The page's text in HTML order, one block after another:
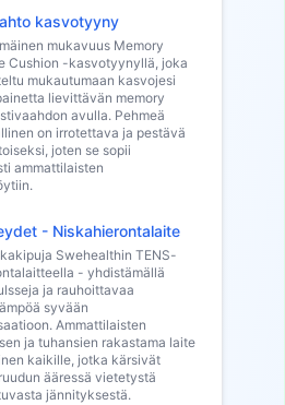
kasvotyyny
mukavuus Memory
Cushion -kasvotyynyllä, joka
mukautumaan kasvojesi
lievittävän memory
avulla. Pehmeä
on irrotettava ja pestävä
joten se sopii
ammattilaisten
- Niskahierontalaite
Swehealthin TENS-
- yhdistämällä
ja rauhoittavaa
syvään
Ammattilaisten
ja tuhansien rakastama laite
kaikille, jotka kärsivät
ääressä vietetystä
jännityksestä.